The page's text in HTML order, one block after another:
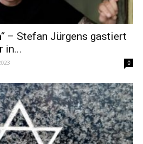
– Stefan Jürgens gastiert
in...
0